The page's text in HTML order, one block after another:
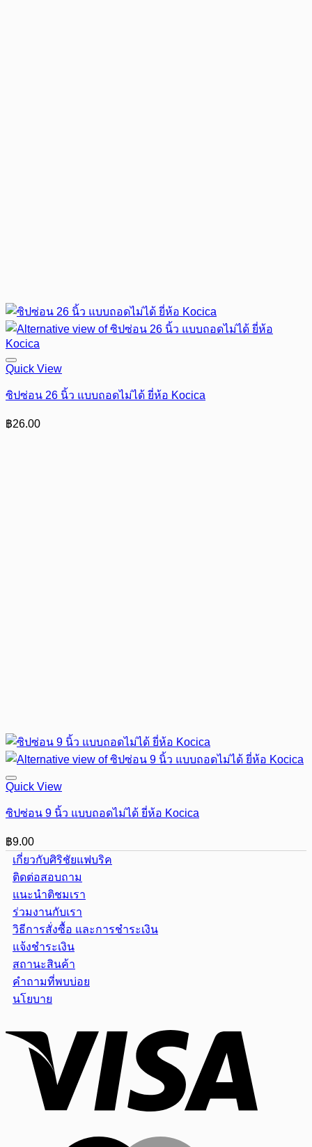
Quick View
ซิปซ่อน 26 นิ้ว แบบถอดไม่ได้ ยี่ห้อ Kocica
฿26.00
Quick View
ซิปซ่อน 9 นิ้ว แบบถอดไม่ได้ ยี่ห้อ Kocica
฿9.00
เกี่ยวกับศิริชัยแฟบริค
ติดต่อสอบถาม
แนะนำติชมเรา
ร่วมงานกับเรา
วิธีการสั่งซื้อ และการชำระเงิน
แจ้งชำระเงิน
สถานะสินค้า
คำถามที่พบบ่อย
นโยบาย